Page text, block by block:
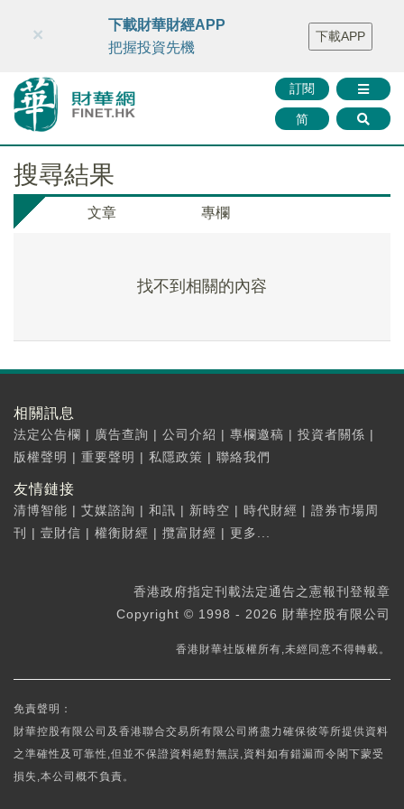
財華智庫網 FINTV FINMETA 財華證券 媒體矩陣
智庫沙龍
聯絡我們
訂閱
简
×
下載財華財經APP
把握投資先機
下載APP
搜尋結果
文章 專欄
找不到相關的內容
相關訊息
法定公告欄 | 廣告查詢 | 公司介紹 | 專欄邀稿 | 投資者關係 |
版權聲明 | 重要聲明 | 私隱政策 | 聯絡我們
友情鏈接
清博智能 | 艾媒諮詢 | 和訊 | 新時空 | 時代財經 | 證券市場周
刊
| 壹財信 | 權衡財經 | 攬富財經 | 更多...
香港政府指定刊載法定通告之憲報刊登報章
Copyright © 1998 - 2026 財華控股有限公司
香港財華社版權所有,未經同意不得轉載。
免責聲明：
財華控股有限公司及香港聯合交易所有限公司將盡力確保彼等所提供資料
之準確性及可靠性,但並不保證資料絕對無誤,資料如有錯漏而令閣下蒙受
損失,本公司概不負責。